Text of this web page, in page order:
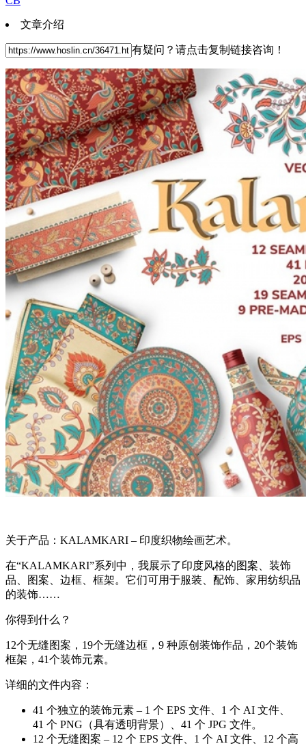
文章介绍
有疑问？请点击复制链接咨询！
关于产品：KALAMKARI – 印度织物绘画艺术。
在“KALAMKARI”系列中，我展示了印度风格的图案、装饰
品、图案、边框、框架。它们可用于服装、配饰、家用纺织品
的装饰……
你得到什么？
12个无缝图案，19个无缝边框，9 种原创装饰作品，20个装饰
框架，41个装饰元素。
详细的文件内容：
41 个独立的装饰元素 – 1 个 EPS 文件、1 个 AI 文件、
41 个 PNG（具有透明背景）、41 个 JPG 文件。
12 个无缝图案 – 12 个 EPS 文件、1 个 AI 文件、12 个高